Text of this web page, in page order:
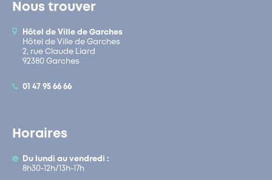
Nous trouver
Hôtel de Ville de Garches
Hôtel de Ville de Garches
2, rue Claude Liard
92380 Garches
01 47 95 66 66
Horaires
Du lundi au vendredi :
8h30-12h/13h-17h